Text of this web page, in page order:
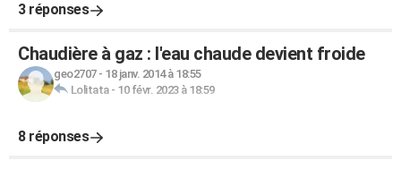
3 réponses
Chaudière à gaz : l'eau chaude devient froide
geo2707- 18 janv. 2014 à 18:55
Lolitata- 10 févr. 2023 à 18:59
8 réponses